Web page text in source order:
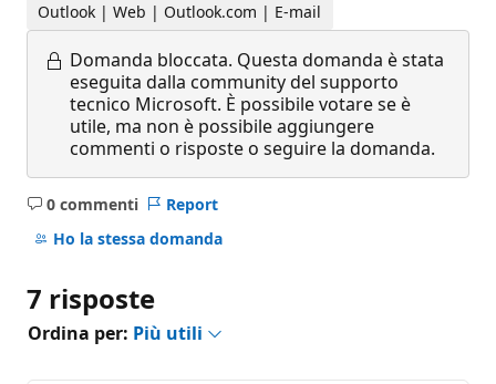
Outlook | Web | Outlook.com | E-mail
Domanda bloccata. Questa domanda è stata
eseguita dalla community del supporto
tecnico Microsoft. È possibile votare se è
utile, ma non è possibile aggiungere
commenti o risposte o seguire la domanda.
0 commenti
Nessun
commento
Report
Ho la stessa domanda
7 risposte
Ordina per: Più utili